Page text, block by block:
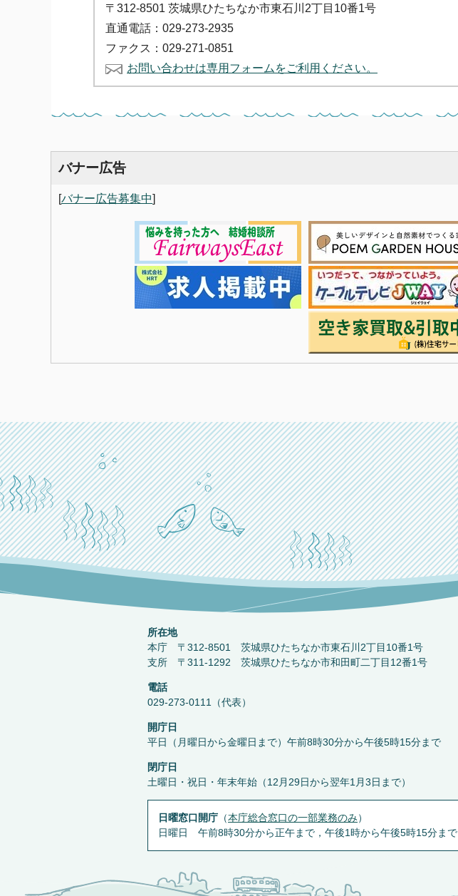
〒312-8501 茨城県ひたちなか市東石川2丁目10番1号
直通電話：029-273-2935
ファクス：029-271-0851
お問い合わせは専用フォームをご利用ください。
バナー広告
[バナー広告募集中]
所在地
本庁 〒312-8501 茨城県ひたちなか市東石川2丁目10番1号
支所 〒311-1292 茨城県ひたちなか市和田町二丁目12番1号
電話
029-273-0111（代表）
開庁日
平日（月曜日から金曜日まで）午前8時30分から午後5時15分まで
閉庁日
土曜日・祝日・年末年始（12月29日から翌年1月3日まで）
日曜窓口開庁 （本庁総合窓口の一部業務のみ）
日曜日 午前8時30分から正午まで，午後1時から午後5時15分まで